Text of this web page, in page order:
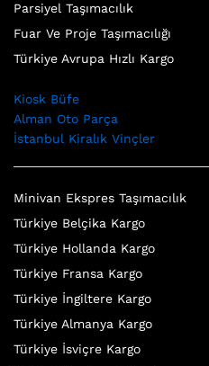
Parsiyel Taşımacılık
Fuar Ve Proje Taşımacılığı
Türkiye Avrupa Hızlı Kargo
Kiosk Büfe
Alman Oto Parça
İstanbul Kiralık Vinçler
Minivan Ekspres Taşımacılık
Türkiye Belçika Kargo
Türkiye Hollanda Kargo
Türkiye Fransa Kargo
Türkiye İngiltere Kargo
Türkiye Almanya Kargo
Türkiye İsviçre Kargo